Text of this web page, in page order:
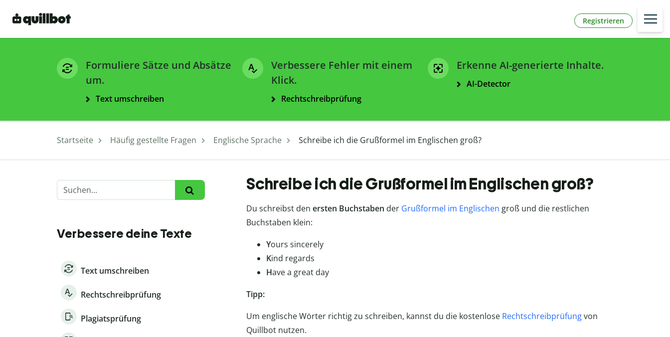
Registrieren
Formuliere Sätze und Absätze
um.
Text umschreiben
Verbessere Fehler mit einem
Klick.
Rechtschreibprüfung
Erkenne AI-generierte Inhalte.
AI-Detector
Startseite Häufig gestellte Fragen Englische Sprache Schreibe ich die Grußformel im Englischen groß?
Verbessere deine Texte
Text umschreiben
Rechtschreibprüfung
Plagiatsprüfung
Schreibe ich die Grußformel im Englischen groß?
Du schreibst den ersten Buchstaben der Grußformel im Englischen groß und die restlichen
Buchstaben klein:
Yours sincerely
Kind regards
Have a great day
Tipp:
Um englische Wörter richtig zu schreiben, kannst du die kostenlose Rechtschreibprüfungvon
Quillbot nutzen.